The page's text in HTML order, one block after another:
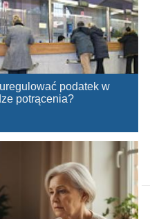
podatek w
potrącenia?